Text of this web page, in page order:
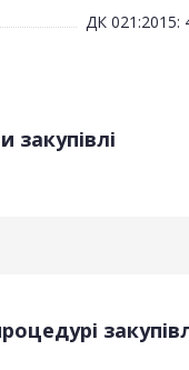
ДК 021:2015:
закупівлі